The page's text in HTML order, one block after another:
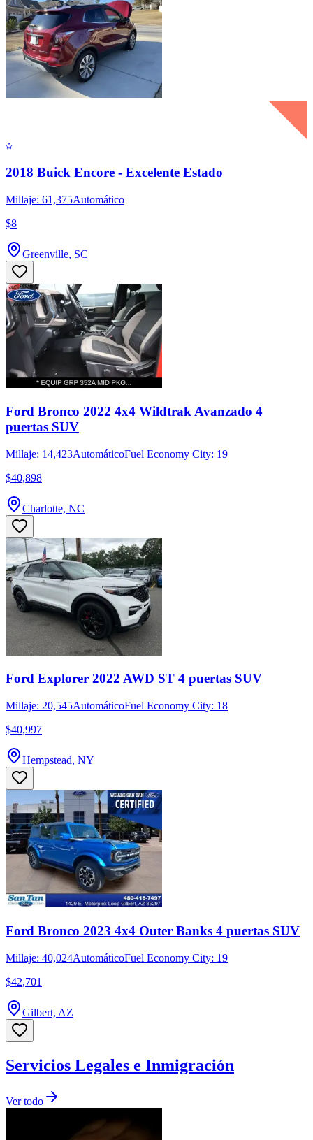
2018 Buick Encore - Excelente Estado
Millaje: 61,375Automático
$8
Greenville, SC
Ford Bronco 2022 4x4 Wildtrak Avanzado 4
puertas SUV
Millaje: 14,423AutomáticoFuel Economy City: 19
$40,898
Charlotte, NC
Ford Explorer 2022 AWD ST 4 puertas SUV
Millaje: 20,545AutomáticoFuel Economy City: 18
$40,997
Hempstead, NY
Ford Bronco 2023 4x4 Outer Banks 4 puertas SUV
Millaje: 40,024AutomáticoFuel Economy City: 19
$42,701
Gilbert, AZ
Servicios Legales e Inmigración
Ver todo